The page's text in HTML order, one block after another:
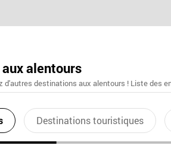
alentours
d'autres destinations aux alentours ! Liste des
Destinations touristiques